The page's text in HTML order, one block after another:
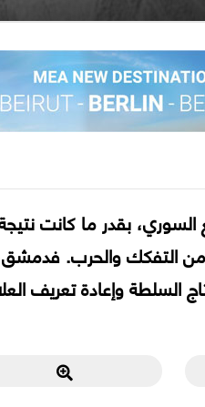
بقدر ما كانت
التفكك والحرب.
السلطة وإعادة تعريف